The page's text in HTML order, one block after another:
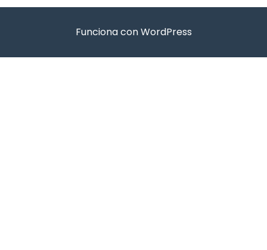
Funciona con WordPress